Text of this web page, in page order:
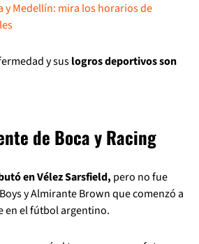
y Medellín: mira los horarios de
y suslogros deportivos son
de Boca y Racing
en Vélez Sarsfield, pero no fue
y Almirante Brown que comenzó a
en el fútbol argentino.